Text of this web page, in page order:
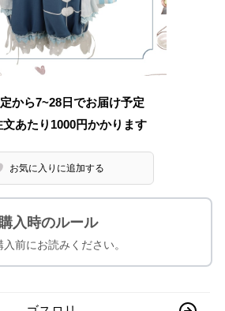
から7~28日でお届け予定
あたり 1000円かかります
お気に入りに追加する
購入時のルール
入前にお読みください。